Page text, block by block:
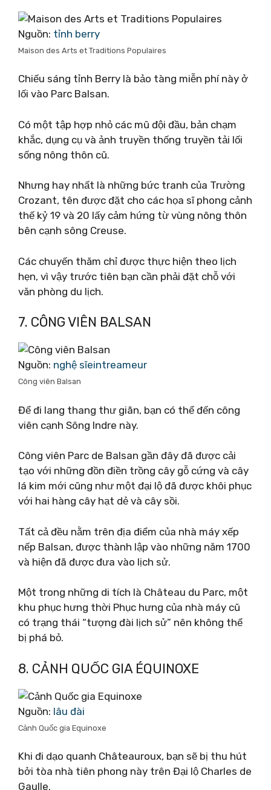
Nguồn: tỉnh berry
Maison des Arts et Traditions Populaires
Chiếu sáng tỉnh Berry là bảo tàng miễn phí này ở
lối vào Parc Balsan.
Có một tập hợp nhỏ các mũ đội đầu, bản chạm
khắc, dụng cụ và ảnh truyền thống truyền tải lối
sống nông thôn cũ.
Nhưng hay nhất là những bức tranh của Trường
Crozant, tên được đặt cho các họa sĩ phong cảnh
thế kỷ 19 và 20 lấy cảm hứng từ vùng nông thôn
bên cạnh sông Creuse.
Các chuyến thăm chỉ được thực hiện theo lịch
hẹn, vì vậy trước tiên bạn cần phải đặt chỗ với
văn phòng du lịch.
7. CÔNG VIÊN BALSAN
Nguồn: nghệ sĩeintreameur
Công viên Balsan
Để đi lang thang thư giãn, bạn có thể đến công
viên cạnh Sông Indre này.
Công viên Parc de Balsan gần đây đã được cải
tạo với những đồn điền trồng cây gỗ cứng và cây
lá kim mới cũng như một đại lộ đã được khôi phục
với hai hàng cây hạt dẻ và cây sồi.
Tất cả đều nằm trên địa điểm của nhà máy xếp
nếp Balsan, được thành lập vào những năm 1700
và hiện đã được đưa vào lịch sử.
Một trong những di tích là Château du Parc, một
khu phục hưng thời Phục hưng của nhà máy cũ
có trạng thái “tượng đài lịch sử” nên không thể
bị phá bỏ.
8. CẢNH QUỐC GIA ÉQUINOXE
Nguồn: lâu đài
Cảnh Quốc gia Equinoxe
Khi đi dạo quanh Châteauroux, bạn sẽ bị thu hút
bởi tòa nhà tiên phong này trên Đại lộ Charles de
Gaulle.